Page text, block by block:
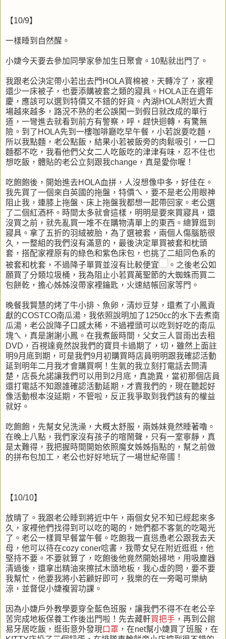
【10/9】
一樣睡到自然醒。
小婕今天要去參加同學家參加生日聚會。10點就出門了。
我跟老公決定帶小若出去門HOLA買棉被，天轉冷了，家裡
還少一床被子，也要添購被套之類的寢具。HOLA正在週年
慶，應該可以選到特價又不錯的好貨。內湖HOLA附近大賣
場越來越多，路況不熟的老公誤闖一到假日就改成的單行
道，一彎進去就看到前方有警察，呼，趕快迴轉，有驚無
險。到了HOLA先到一樓咖啡廳吃早午餐，小若說要吃麵，
所以我點麵，老公點飯，結果小若被飯旁的肉鬆吸引，一口
麵都不吃，我看他們父女二人吃飯吃的津津有味，忍不住也
想吃飯，體貼的老公立刻跟我change，真是愛你喔！
吃飽飽後，開始進去HOLA血拼，人沒想像中多，好佳在。
我先買了一個來自英國的拖盤，特價ㄟ，要不是老公用眼神
阻止我，連膝上拖盤、床上拖盤我都想一起帶回家。老公選
了二個紅酒杯。時間太多就會這樣，明明是要來買寢具，還
沒買之前，就先亂買一堆不在購物清單上的東西。總算逛到
寢具。拿了五折的羽絨被胎，為了選被套，兩個人傷腦筋很
久，一整組的我們沒有滿意的，最後決定單買被套和枕頭
套，搭配家裡原有的綠色和紫色床包，也挑了二組同色系的
被套和枕套，不過降子單買並沒有比較便宜
。之後老公如
願買了分類垃圾桶，我為阻止小若買萬聖節的大蜘蛛而買二
包餅乾，擔心姊姊沒帶家裡鑰匙，火速結帳回家等門。
晚餐我賢慧的烤了牛小排、魚卵，清炒豆芽，還煮了小鳳貢
獻的COSTCO南瓜湯，我依照說明加了1250cc的水下去煮南
瓜湯，老公說降子口感太稀，不過裡頭可以吃到好吃的南瓜
塊ㄟ，真是謝謝小鳳。在我煮飯時間，父女三人冒雨出去租
DVD，百視達竟然說我們的寶貝卡過期了，切，雖然上面註
明9月底到期，可是我們9月初購買時店員明明跟我確認活動
延到明年二月我才會購買啊！生氣的我立刻打電話去問清
楚，店長允諾讓我們可以用到2月底，真詭異，當初那個店員
還打電話不知跟誰確認活動延期，才賣我們的，現在聽起好
像活動根本沒延期，不管啦，反正我爭取到我們該有的權益
就好。
吃飽飽，先幫女兒洗澡，大概太舒服，兩姊妹竟然睡著嚕。
在晚上八點，我們家沒有孩子的喧鬧聲，只有一室寧靜，真
是太難得，我把握時間開始依照魔女姊姊指點的，幫之前做
的拼布包加工，老公也好好地玩了一場世紀帝國！
【10/10】
放晴了。我跟老公睡到將近中午，兩個女兒不知已經起來多
久，家裡他們找得到可以吃的喝的，她們都不客氣的吃喝光
了。老公一樣買早餐當午餐。吃飽我一直慫恿老公跟我去天
母，他可以待在cozy coner唸書，我帶女兒在附近逛逛，他
堅持不要。不要就算了，吃飽後他竟然開始掃地，用吸塵器
清過後，還拿出精油來擦拭木頭地板，我心虛的問，要不要
我幫忙，他要我將小若顧好即可，我樂的在一旁喝可樂納
涼，並督促小婕複習功課。
因為小婕戶外教學要穿全藍色班服，讓我們不得不在老公辛
苦完成地板保養工作後出門啦！先去藏軒買把手 ，再到公館
易牙居吃飯，逛街意外發現 口罩 ，在net幫小婕買了班服，在